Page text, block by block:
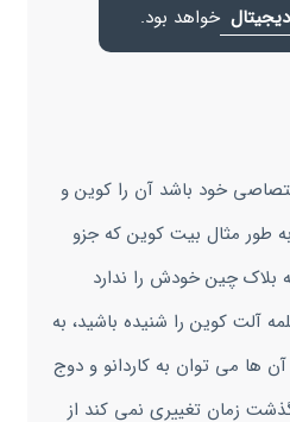
خواهد بود.
خود باشد آن را کوین و
طور مثال بیت کوین که جزو
بلاک چین خودش را ندارد
آلت کوین را شنیده باشید، به
ها می توان به کاردانو و دوج
زمان تغییری نمی کند از